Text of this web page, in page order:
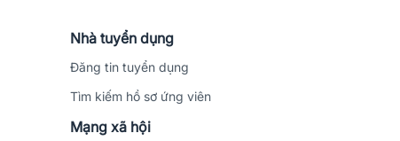
Nhà tuyển dụng
Đăng tin tuyển dụng
Tìm kiếm hồ sơ ứng viên
Mạng xã hội